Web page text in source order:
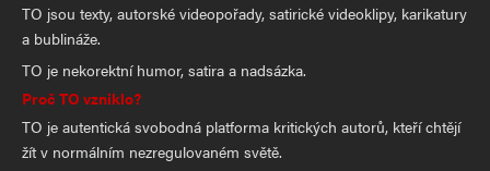
TO jsou texty, autorské videopořady, satirické videoklipy, karikatury
a bublináže.
TO je nekorektní humor, satira a nadsázka.
Proč TO vzniklo?
TO je autentická svobodná platforma kritických autorů, kteří chtějí
žít v normálním nezregulovaném světě.